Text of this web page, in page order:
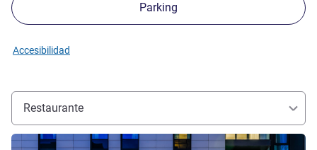
Parking
Accesibilidad
Restaurante
Más información